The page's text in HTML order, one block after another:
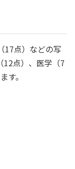
17点）などの写
12点）、医学（7
す。